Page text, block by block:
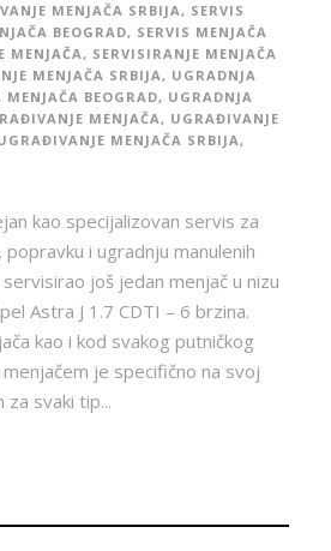
MENJAČA SRBIJA, SERVIS
BEOGRAD, SERVIS MENJAČA
MENJAČA, SERVISIRANJE MENJAČA
MENJAČA SRBIJA, UGRADNJA
MENJAČA BEOGRAD, UGRADNJA
MENJAČA, UGRAĐIVANJE
MENJAČA SRBIJA,
kao specijalizovan servis za
i ugradnju manulenih
još jedan menjač u nizu
Astra J 1.7 CDTI – 6 brzina.
kao i kod svakog putničkog
je specifično na svoj
za svaki tip...